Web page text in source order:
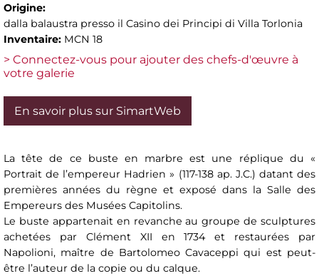
Origine:
dalla balaustra presso il Casino dei Principi di Villa Torlonia
Inventaire: MCN 18
> Connectez-vous pour ajouter des chefs-d'œuvre à
votre galerie
En savoir plus sur SimartWeb
La tête de ce buste en marbre est une réplique du «
Portrait de l’empereur Hadrien » (117-138 ap. J.C.) datant des
premières années du règne et exposé dans la Salle des
Empereurs des Musées Capitolins.
Le buste appartenait en revanche au groupe de sculptures
achetées par Clément XII en 1734 et restaurées par
Napolioni, maître de Bartolomeo Cavaceppi qui est peut-
être l’auteur de la copie ou du calque.